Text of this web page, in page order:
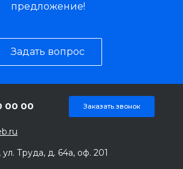
предложение!
Задать вопрос
00 00 Заказать звонок
Труда, д. 64а, оф. 201